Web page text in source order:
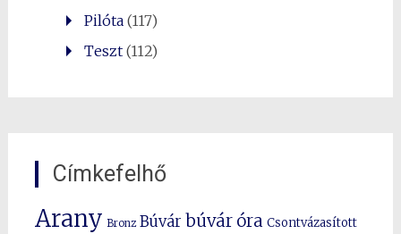
Pilóta(117)
Teszt(112)
Címkefelhő
Arany Bronz Búvár búvár óra Csontvázasított